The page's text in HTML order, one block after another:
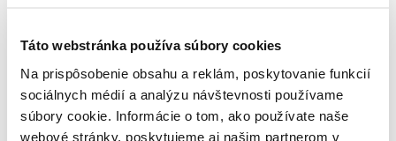
Táto webstránka používa súbory cookies
Na prispôsobenie obsahu a reklám, poskytovanie funkcií
sociálnych médií a analýzu návštevnosti používame
súbory cookie. Informácie o tom, ako používate naše
webové stránky, poskytujeme aj našim partnerom v
od100€ / noc